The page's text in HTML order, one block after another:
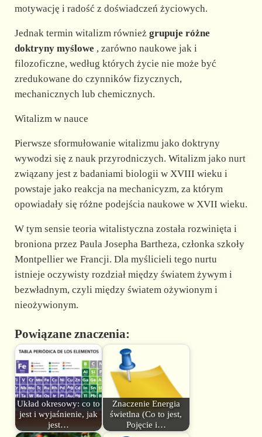
motywację i radość z doświadczeń życiowych.
Jednak termin witalizm również grupuje różne
doktryny myślowe , zarówno naukowe jak i
filozoficzne, według których życie nie może być
zredukowane do czynników fizycznych,
mechanicznych lub chemicznych.
Witalizm w nauce
Pierwsze sformułowanie witalizmu jako doktryny
wywodzi się z nauk przyrodniczych. Witalizm jako nurt
związany jest z badaniami biologii w XVIII wieku i
powstaje jako reakcja na mechanicyzm, za którym
opowiadały się różne podejścia naukowe w XVII wieku.
W tym sensie teoria witalistyczna została rozwinięta i
broniona przez Paula Josepha Bartheza, członka szkoły
Montpellier we Francji. Dla myślicieli tego nurtu
istnieje oczywisty rozdział między światem żywym i
bezwładnym, czyli między światem ożywionym i
nieożywionym.
Powiązane znaczenia:
Układ okresowy: co to
jest i wyjaśnienie, jak
jest…
Znaczenie Energia
świetlna (Co to jest,
Pojęcie i…